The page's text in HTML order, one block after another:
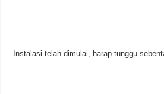
Instalasi telah dimulai, harap tunggu